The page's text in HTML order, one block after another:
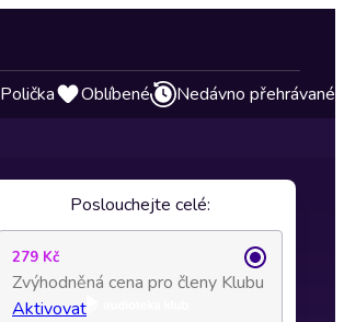
Polička Oblíbené Nedávno přehrávané
Poslouchejte celé:
279 Kč
Zvýhodněná cena pro členy Klubu
Aktivovat